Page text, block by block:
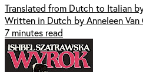
Translated from Dutch to Italian
Written in Dutch by Anneleen Van
7 minutes read